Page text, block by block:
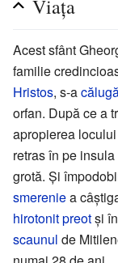
Viața
Acest sfânt
familie
Hristos, s-a
orfan. După ce a
apropierea
retras în pe
grotă. Și
smereniea
hirotonitpreotși
scaunul de